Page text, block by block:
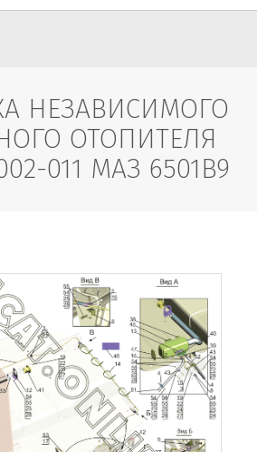
НЕЗАВИСИМОГО
ОТОПИТЕЛЯ
011 МАЗ 6501B9